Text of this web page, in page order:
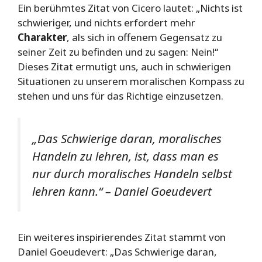
Ein berühmtes Zitat von Cicero lautet: „Nichts ist
schwieriger, und nichts erfordert mehr
Charakter, als sich in offenem Gegensatz zu
seiner Zeit zu befinden und zu sagen: Nein!“
Dieses Zitat ermutigt uns, auch in schwierigen
Situationen zu unserem moralischen Kompass zu
stehen und uns für das Richtige einzusetzen.
„Das Schwierige daran, moralisches
Handeln zu lehren, ist, dass man es
nur durch moralisches Handeln selbst
lehren kann.“– Daniel Goeudevert
Ein weiteres inspirierendes Zitat stammt von
Daniel Goeudevert: „Das Schwierige daran,